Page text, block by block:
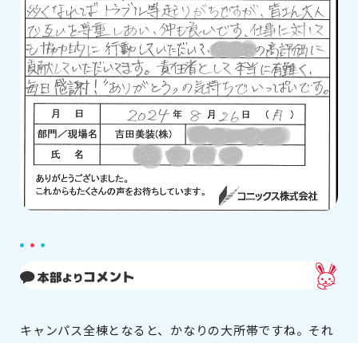
キャンパス全棟となると、かなりの大所帯ですね。それ